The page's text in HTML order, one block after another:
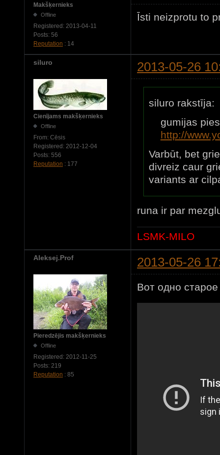
Makšķernieks
Offline
Registered: 2013-04-11
Posts: 56
Reputation : 14
Īsti neizprotu to
siluro 2013-05-26
Cienījams makšķernieks
Offline
From: Cēsis
Registered: 2012-12-04
Posts: 556
Reputation : 177
siluro rakstīja:
gumijas
http://
Varbūt, bet
divreiz caur
variants ar
runa ir par
LSMK-MILO
Aleksej.Prof 2013-05-26
Pieredzējis makšķernieks
Offline
Registered: 2012-11-25
Posts: 219
Reputation : 85
Вот одно